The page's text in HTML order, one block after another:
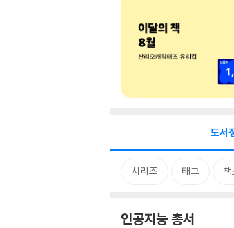
도서
시리즈 태그
인공지능 총서